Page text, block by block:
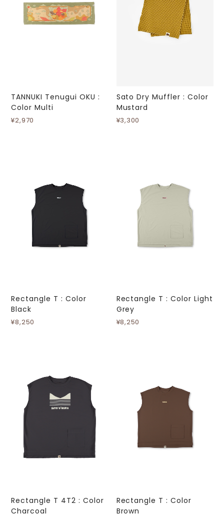
TANNUKI Tenugui OKU :
Color Multi
¥2,970
Sato Dry Muffler : Color
Mustard
¥3,300
Rectangle T : Color
Black
¥8,250
Rectangle T : Color Light
Grey
¥8,250
Rectangle T 4T2 : Color
Charcoal
Rectangle T : Color
Brown